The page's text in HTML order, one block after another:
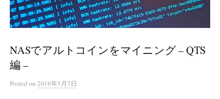
NASでアルトコインをマイニング – QTS
編 –
Posted on 2016年5月7日